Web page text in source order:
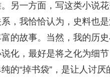
另一方面，写这类小说
，我恰恰认为，史料也
的故事。当然，我的历
化，最好是将之化为细
的“掉书袋”，是让人讨厌